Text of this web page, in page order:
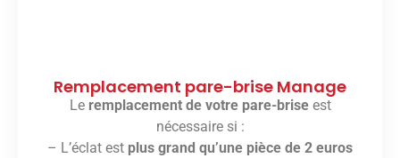
Remplacement pare-brise Manage
Le remplacement de votre pare-briseest
nécessaire si :
– L’éclat est plus grand qu’une pièce de 2 euros